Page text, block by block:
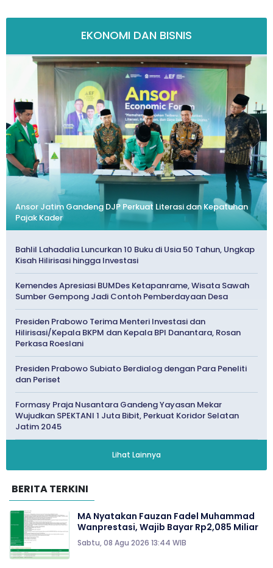
EKONOMI DAN BISNIS
Ansor Jatim Gandeng DJP Perkuat Literasi dan Kepatuhan
Pajak Kader
Bahlil Lahadalia Luncurkan 10 Buku di Usia 50 Tahun, Ungkap
Kisah Hilirisasi hingga Investasi
Kemendes Apresiasi BUMDes Ketapanrame, Wisata Sawah
Sumber Gempong Jadi Contoh Pemberdayaan Desa
Presiden Prabowo Terima Menteri Investasi dan
Hilirisasi/Kepala BKPM dan Kepala BPI Danantara, Rosan
Perkasa Roeslani
Presiden Prabowo Subiato Berdialog dengan Para Peneliti
dan Periset
Formasy Praja Nusantara Gandeng Yayasan Mekar
Wujudkan SPEKTANI 1 Juta Bibit, Perkuat Koridor Selatan
Jatim 2045
Lihat Lainnya
BERITA TERKINI
MA Nyatakan Fauzan Fadel Muhammad
Wanprestasi, Wajib Bayar Rp2,085 Miliar
Sabtu, 08 Agu 2026 13:44 WIB